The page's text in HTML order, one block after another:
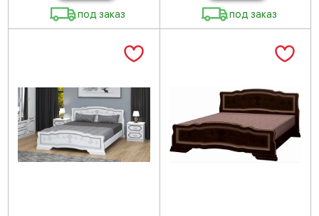
под заказ под заказ